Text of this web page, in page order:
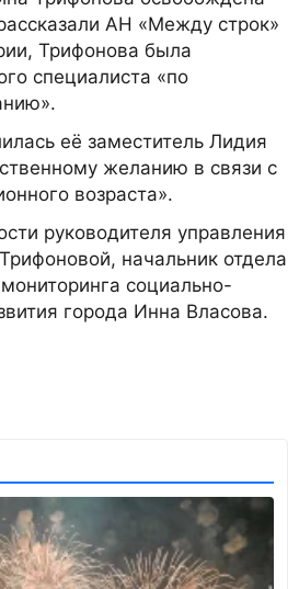
АН «Между строк»
Трифонова была
специалиста «по
её заместитель Лидия
желанию в связи с
возраста».
руководителя управления
начальник отдела
социально-
города Инна Власова.